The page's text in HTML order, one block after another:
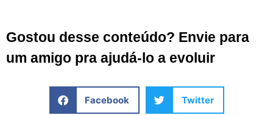
Gostou desse conteúdo? Envie para
um amigo pra ajudá-lo a evoluir
Facebook Twitter